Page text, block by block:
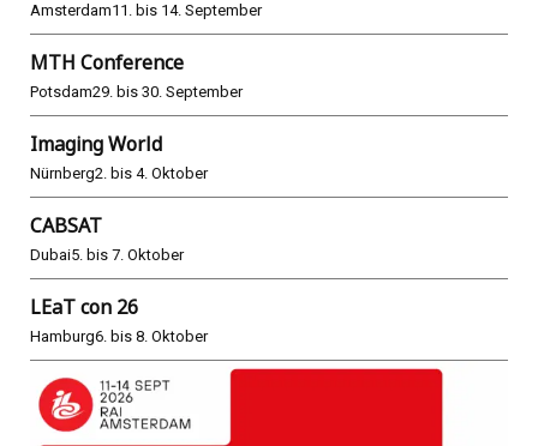
Amsterdam11. bis 14. September
MTH Conference
Potsdam29. bis 30. September
Imaging World
Nürnberg2. bis 4. Oktober
CABSAT
Dubai5. bis 7. Oktober
LEaT con 26
Hamburg6. bis 8. Oktober